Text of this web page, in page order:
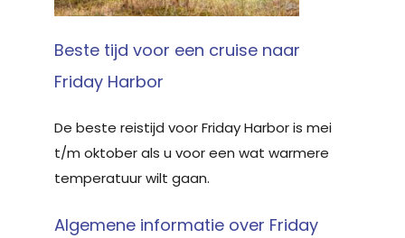
Beste tijd voor een cruise naar
Friday Harbor
De beste reistijd voor Friday Harbor is mei
t/m oktober als u voor een wat warmere
temperatuur wilt gaan.
Algemene informatie over Friday